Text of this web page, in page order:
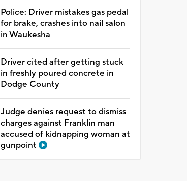
Police: Driver mistakes gas pedal
for brake, crashes into nail salon
in Waukesha
Driver cited after getting stuck
in freshly poured concrete in
Dodge County
Judge denies request to dismiss
charges against Franklin man
accused of kidnapping woman at
gunpoint